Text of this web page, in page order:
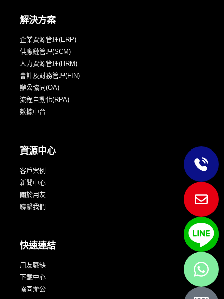
解決方案
企業資源管理(ERP)
供應鏈管理(SCM)
人力資源管理(HRM)
會計及財務管理(FIN)
辦公協同(OA)
流程自動化(RPA)
數據中台
資源中心
客戶案例
新聞中心
關於用友
聯繫我們
快速連結
用友職缺
下載中心
協同辦公